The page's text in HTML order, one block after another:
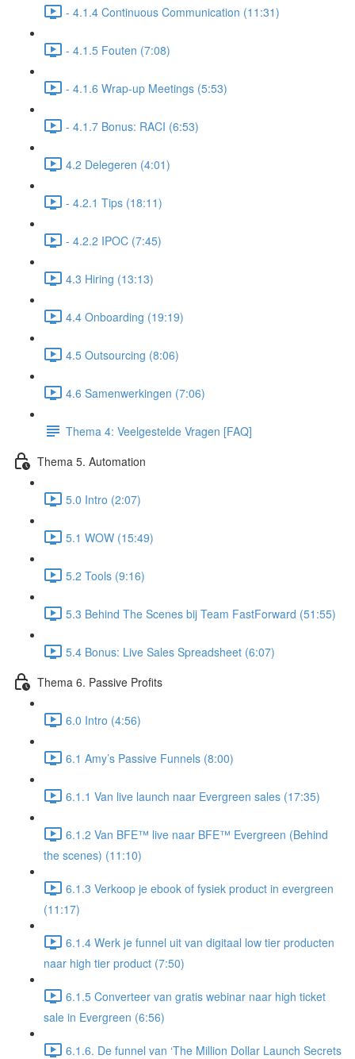
- 4.1.4 Continuous Communication (11:31)
- 4.1.5 Fouten (7:08)
- 4.1.6 Wrap-up Meetings (5:53)
- 4.1.7 Bonus: RACI (6:53)
4.2 Delegeren (4:01)
- 4.2.1 Tips (18:11)
- 4.2.2 IPOC (7:45)
4.3 Hiring (13:13)
4.4 Onboarding (19:19)
4.5 Outsourcing (8:06)
4.6 Samenwerkingen (7:06)
Thema 4: Veelgestelde Vragen [FAQ]
Thema 5. Automation
5.0 Intro (2:07)
5.1 WOW (15:49)
5.2 Tools (9:16)
5.3 Behind The Scenes bij Team FastForward (51:55)
5.4 Bonus: Live Sales Spreadsheet (6:07)
Thema 6. Passive Profits
6.0 Intro (4:56)
6.1 Amy’s Passive Funnels (8:00)
6.1.1 Van live launch naar Evergreen sales (17:35)
6.1.2 Van BFE™ live naar BFE™ Evergreen (Behind
the scenes) (11:10)
6.1.3 Verkoop je ebook of fysiek product in evergreen
(11:17)
6.1.4 Werk je funnel uit van digitaal low tier producten
naar high tier product (7:50)
6.1.5 Converteer van gratis webinar naar high ticket
sale in Evergreen (6:56)
6.1.6. De funnel van ‘The Million Dollar Launch Secrets